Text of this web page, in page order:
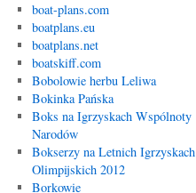
boat-plans.com
boatplans.eu
boatplans.net
boatskiff.com
Bobolowie herbu Leliwa
Bokinka Pańska
Boks na Igrzyskach Wspólnoty
Narodów
Bokserzy na Letnich Igrzyskach
Olimpijskich 2012
Borkowie